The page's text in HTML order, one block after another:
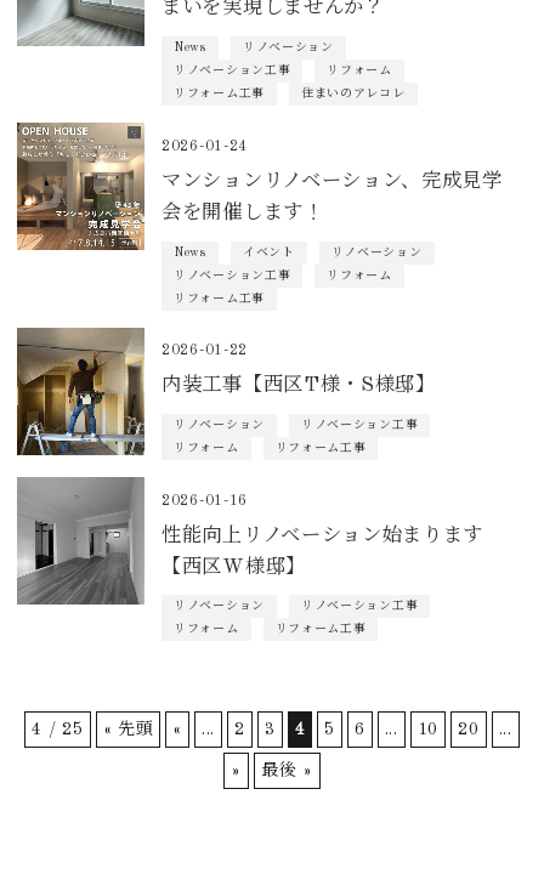
まいを実現しませんか？
News
リノベーション
リノベーション工事
リフォーム
リフォーム工事
住まいのアレコレ
2026-01-24
マンションリノベーション、完成見学
会を開催します！
News イベント
リノベーション
リノベーション工事
リフォーム
リフォーム工事
2026-01-22
内装工事【西区T様・S様邸】
リノベーション
リノベーション工事
リフォーム
リフォーム工事
2026-01-16
性能向上リノベーション始まります
【西区W様邸】
リノベーション
リノベーション工事
リフォーム
リフォーム工事
4 / 25 « 先頭 « ... 2 3 4 5 6 ... 10 20 ...
» 最後 »